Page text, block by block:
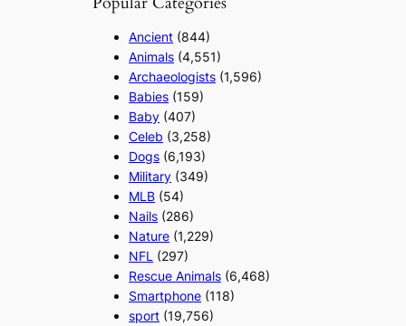
Ancient (844)
Animals (4,551)
Archaeologists (1,596)
Babies (159)
Baby (407)
Celeb (3,258)
Dogs (6,193)
Military (349)
MLB (54)
Nails (286)
Nature (1,229)
NFL (297)
Rescue Animals (6,468)
Smartphone (118)
sport (19,756)